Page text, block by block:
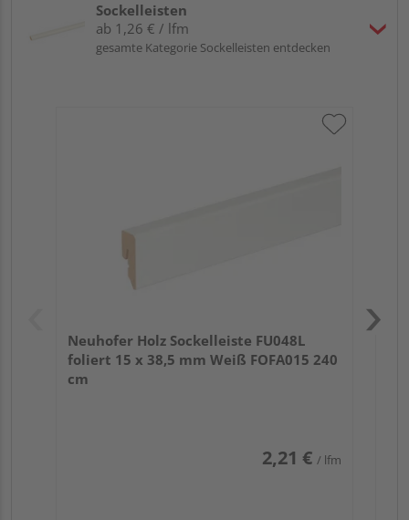
Sockelleisten
ab 1,26 € / lfm
gesamte Kategorie Sockelleisten entdecken
Neuhofer Holz Sockelleiste FU048L
foliert 15 x 38,5 mm Weiß FOFA015 240
cm
2,21 € / lfm